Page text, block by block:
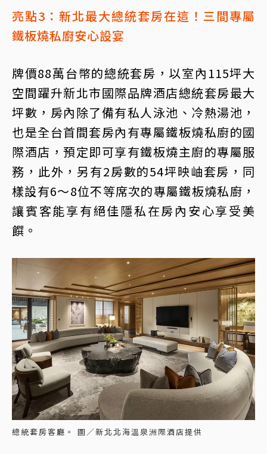
亮點3：新北最大總統套房在這！三間專屬
鐵板燒私廚安心設宴
牌價88萬台幣的總統套房，以室內115坪大
空間躍升新北市國際品牌酒店總統套房最大
坪數，房內除了備有私人泳池、冷熱湯池，
也是全台首間套房內有專屬鐵板燒私廚的國
際酒店，預定即可享有鐵板燒主廚的專屬服
務，此外，另有2房數的54坪映岫套房，同
樣設有6～8位不等席次的專屬鐵板燒私廚，
讓賓客能享有絕佳隱私在房內安心享受美
饌。
總統套房客廳。 圖／新北北海溫泉洲際酒店提供